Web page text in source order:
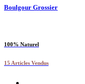
Boulgour Grossier
100% Naturel
15 Articles Vendus